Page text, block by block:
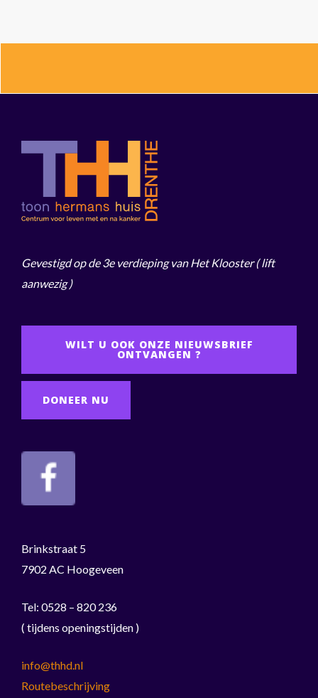
Gevestigd op de 3e verdieping van Het Klooster ( lift
aanwezig )
WILT U OOK ONZE NIEUWSBRIEF
ONTVANGEN ?
DONEER NU
Brinkstraat 5
7902 AC Hoogeveen
Tel: 0528 – 820 236
( tijdens openingstijden )
info@thhd.nl
Routebeschrijving